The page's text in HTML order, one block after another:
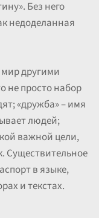
Без него
недоделанная
мир другими
не просто набор
«дружба» – имя
людей;
важной цели,
Существительное
в языке,
и текстах.